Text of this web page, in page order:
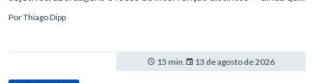
PorThiago Dipp
15 min. 13 de agosto de 2026